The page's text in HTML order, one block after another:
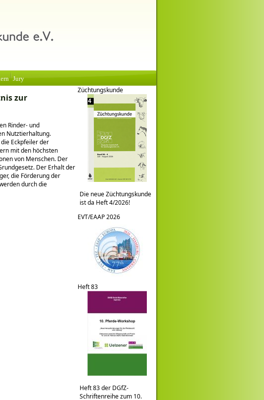
Jury
zur
Rinder- und
Nutztierhaltung.
Eckpfeiler der
mit den höchsten
von Menschen. Der
Der Erhalt der
die Förderung der
durch die
Züchtungskunde
Die neue Züchtungskunde
ist da Heft 4/2026!
EVT/EAAP 2026
Heft 83
Heft 83 der DGfZ-
Schriftenreihe zum 10.